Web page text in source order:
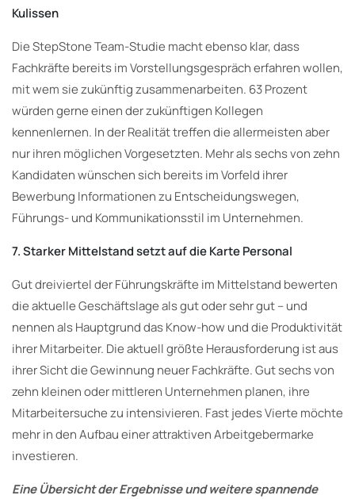
Kulissen
Die StepStone Team-Studie macht ebenso klar, dass
Fachkräfte bereits im Vorstellungsgespräch erfahren wollen,
mit wem sie zukünftig zusammenarbeiten. 63 Prozent
würden gerne einen der zukünftigen Kollegen
kennenlernen. In der Realität treffen die allermeisten aber
nur ihren möglichen Vorgesetzten. Mehr als sechs von zehn
Kandidaten wünschen sich bereits im Vorfeld ihrer
Bewerbung Informationen zu Entscheidungswegen,
Führungs- und Kommunikationsstil im Unternehmen.
7. Starker Mittelstand setzt auf die Karte Personal
Gut dreiviertel der Führungskräfte im Mittelstand bewerten
die aktuelle Geschäftslage als gut oder sehr gut – und
nennen als Hauptgrund das Know-how und die Produktivität
ihrer Mitarbeiter. Die aktuell größte Herausforderung ist aus
ihrer Sicht die Gewinnung neuer Fachkräfte. Gut sechs von
zehn kleinen oder mittleren Unternehmen planen, ihre
Mitarbeitersuche zu intensivieren. Fast jedes Vierte möchte
mehr in den Aufbau einer attraktiven Arbeitgebermarke
investieren.
Eine Übersicht der Ergebnisse und weitere spannende